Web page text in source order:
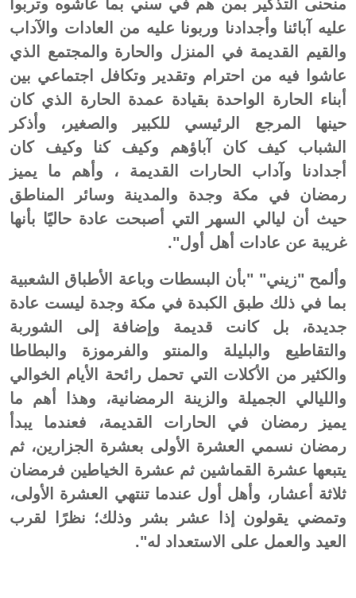
منحنى التذكير بمن هم في سني بما عاشوه وتربوا
عليه آبائنا وأجدادنا وربونا عليه من العادات والآداب
والقيم القديمة في المنزل والحارة والمجتمع الذي
عاشوا فيه من احترام وتقدير وتكافل اجتماعي بين
أبناء الحارة الواحدة بقيادة عمدة الحارة الذي كان
حينها المرجع الرئيسي للكبير والصغير، وأذكر
الشباب كيف كان آباؤهم وكيف كنا وكيف كان
أجدادنا وآداب الحارات القديمة ، وأهم ما يميز
رمضان في مكة وجدة والمدينة وسائر المناطق
حيث أن ليالي السهر التي أصبحت عادة حاليًا بأنها
غريبة عن عادات أهل أول".
وألمح "زيني" "بأن البسطات وباعة الأطباق الشعبية
بما في ذلك طبق الكبدة في مكة وجدة ليست عادة
جديدة، بل كانت قديمة وإضافة إلى الشوربة
والتقاطيع والبليلة والمنتو والفرموزة والبطاطا
والكثير من الأكلات التي تحمل رائحة الأيام الخوالي
والليالي الجميلة والزينة الرمضانية، وهذا أهم ما
يميز رمضان في الحارات القديمة، فعندما يبدأ
رمضان نسمي العشرة الأولى بعشرة الجزارين، ثم
يتبعها عشرة القماشين ثم عشرة الخياطين فرمضان
ثلاثة أعشار، وأهل أول عندما تنتهي العشرة الأولى،
وتمضي يقولون إذا عشر بشر وذلك؛ نظرًا لقرب
العيد والعمل على الاستعداد له".